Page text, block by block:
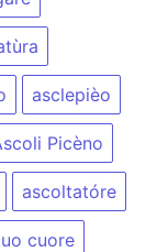
asclepièo
Picèno
ascoltatóre
cuore